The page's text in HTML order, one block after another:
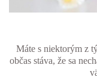
Máte s niektorým z
občas stáva, že sa